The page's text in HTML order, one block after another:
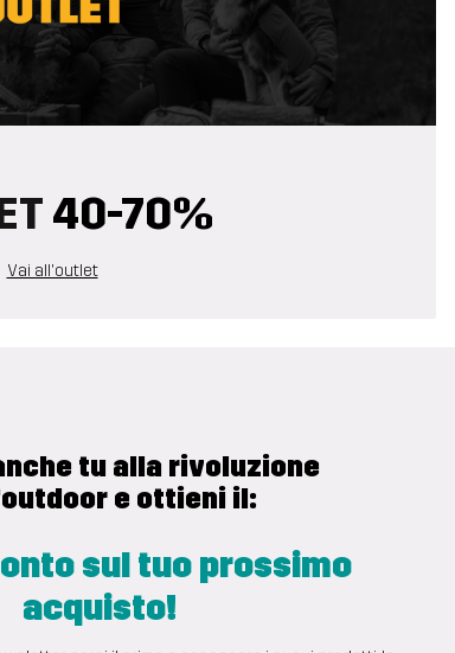
40-70%
Vai all'outlet
tu alla rivoluzione
e ottieni il:
sul tuo prossimo
acquisto!